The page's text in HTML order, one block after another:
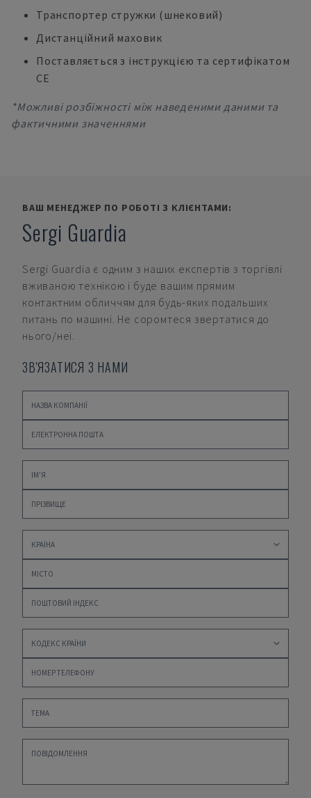
Транспортер стружки (шнековий)
Дистанційний маховик
Поставляється з інструкцією та сертифікатом
CE
*Можливі розбіжності між наведеними даними та
фактичними значеннями
ВАШ МЕНЕДЖЕР ПО РОБОТІ З КЛІЄНТАМИ:
Sergi Guardia
Sergi Guardia є одним з наших експертів з торгівлі
вживаною технікою і буде вашим прямим
контактним обличчям для будь-яких подальших
питань по машині. Не соромтеся звертатися до
нього/неї.
ЗВ'ЯЗАТИСЯ З НАМИ